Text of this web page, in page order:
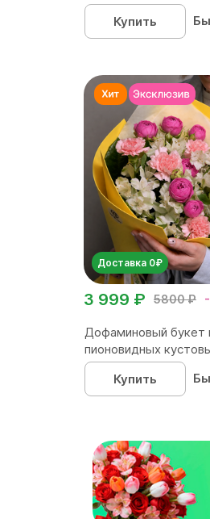
Купить
Доставка 0₽
5800 ₽
3 999 ₽
Дофаминовый букет
пионовидных
Купить